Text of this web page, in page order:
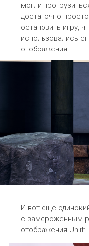
могли
достаточно
остановить игру,
использовались
отображения:
И вот ещё
с замороженным
отображения Unlit: